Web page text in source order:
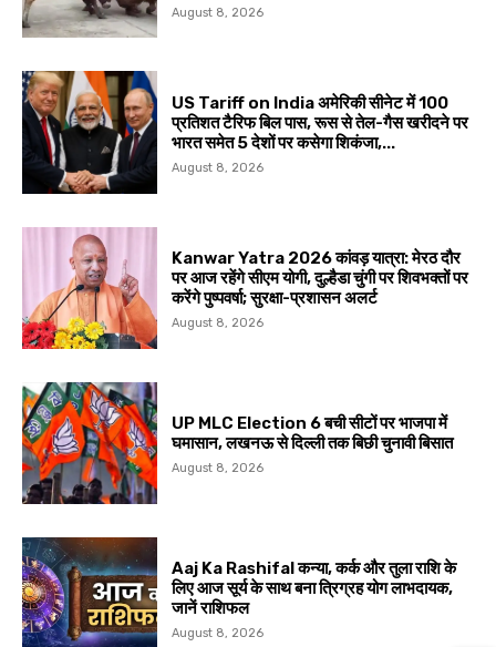
August 8, 2026
US Tariff on India अमेरिकी सीनेट में 100
प्रतिशत टैरिफ बिल पास, रूस से तेल-गैस खरीदने पर
भारत समेत 5 देशों पर कसेगा शिकंजा,...
August 8, 2026
Kanwar Yatra 2026 कांवड़ यात्रा: मेरठ दौर
पर आज रहेंगे सीएम योगी, दुल्हैडा चुंगी पर शिवभक्तों पर
करेंगे पुष्पवर्षा; सुरक्षा-प्रशासन अलर्ट
August 8, 2026
UP MLC Election 6 बची सीटों पर भाजपा में
घमासान, लखनऊ से दिल्ली तक बिछी चुनावी बिसात
August 8, 2026
Aaj Ka Rashifal कन्या, कर्क और तुला राशि के
लिए आज सूर्य के साथ बना त्रिग्रह योग लाभदायक,
जानें राशिफल
August 8, 2026